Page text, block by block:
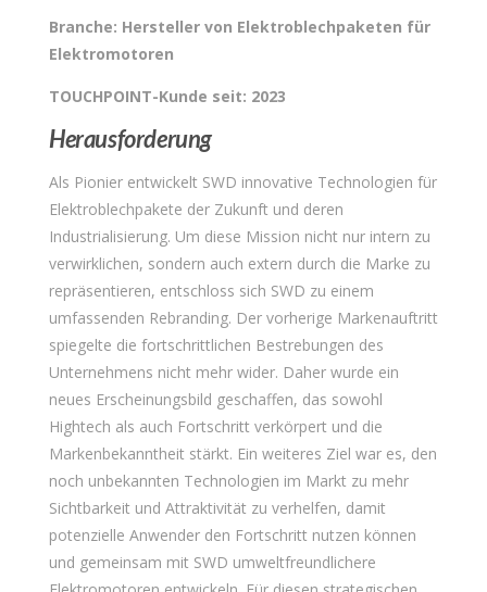
Branche: Hersteller von Elektroblechpaketen für
Elektromotoren
TOUCHPOINT-Kunde seit: 2023
Herausforderung
Als Pionier entwickelt SWD innovative Technologien für
Elektroblechpakete der Zukunft und deren
Industrialisierung. Um diese Mission nicht nur intern zu
verwirklichen, sondern auch extern durch die Marke zu
repräsentieren, entschloss sich SWD zu einem
umfassenden Rebranding. Der vorherige Markenauftritt
spiegelte die fortschrittlichen Bestrebungen des
Unternehmens nicht mehr wider. Daher wurde ein
neues Erscheinungsbild geschaffen, das sowohl
Hightech als auch Fortschritt verkörpert und die
Markenbekanntheit stärkt. Ein weiteres Ziel war es, den
noch unbekannten Technologien im Markt zu mehr
Sichtbarkeit und Attraktivität zu verhelfen, damit
potenzielle Anwender den Fortschritt nutzen können
und gemeinsam mit SWD umweltfreundlichere